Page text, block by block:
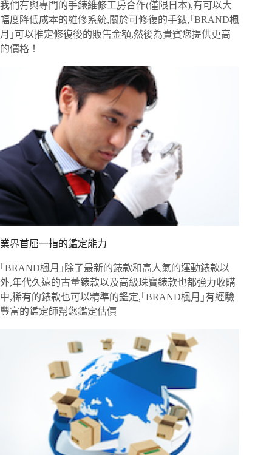
我們有與專門的手錶維修工房合作(僅限日本),有可以大
幅度降低成本的維修系統,關於可修復的手錶,｢BRAND楓
月｣可以推定修復後的販售金額,然後為貴賓您提供更高
的價格！
業界首屈一指的鑑定能力
｢BRAND楓月｣除了最新的錶款和高人氣的運動錶款以
外,年代久遠的古董錶款以及高級珠寶錶款也都強力收購
中,稀有的錶款也可以精準的鑑定,｢BRAND楓月｣有經驗
豐富的鑑定師幫您鑑定估價